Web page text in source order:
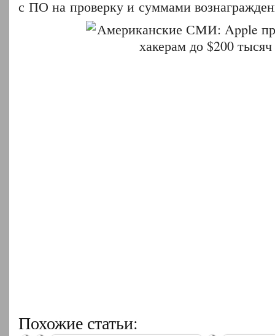
с ПО на проверку и суммами
Похожие статьи:
долларов…
Российской…